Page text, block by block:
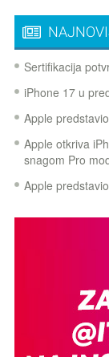
Sertifikacija
iPhone 17 u
Apple
Apple otkriva
snagom Pro
Apple